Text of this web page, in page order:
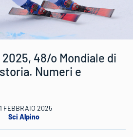
48/o Mondiale di
Numeri e
FEBBRAIO 2025
Sci Alpino